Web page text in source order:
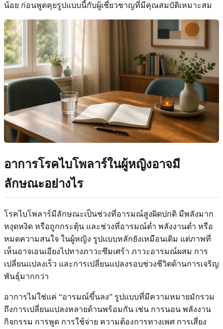
น้อย ก่อนพูดคุยรูปแบบนี้กับผู้เชี่ยวชาญที่มีคุณสมบัติเหมาะสม
อาการโรคไบโพลาร์ในผู้หญิงอาจมี
ลักษณะอย่างไร
โรคไบโพลาร์มีลักษณะเป็นช่วงที่อารมณ์สูงผิดปกติ มีพลังมาก
หงุดหงิด หรือถูกกระตุ้น และช่วงที่อารมณ์ต่ำ พลังงานต่ำ หรือ
หมดความสนใจ ในผู้หญิง รูปแบบหลักยังเหมือนเดิม แต่ภาพที่
เห็นอาจเอนเอียงไปทางภาวะซึมเศร้า ภาวะอารมณ์ผสม การ
เปลี่ยนแปลงเร็ว และการเปลี่ยนแปลงรอบช่วงชีวิตด้านการเจริญ
พันธุ์มากกว่า
อาการไม่ใช่แค่ “อารมณ์ขึ้นลง” รูปแบบที่มีความหมายมักรวม
ถึงการเปลี่ยนแปลงหลายด้านพร้อมกัน เช่น การนอน พลังงาน
กิจกรรม การพูด การใช้จ่าย ความต้องการทางเพศ การเสี่ยง